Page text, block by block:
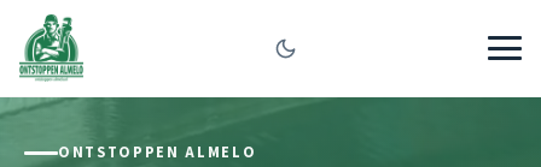
ONTSTOPPEN ALMELO